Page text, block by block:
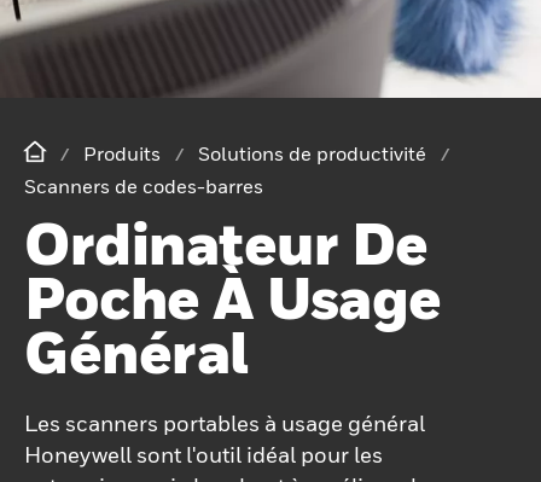
Produits
Solutions de productivité
Scanners de codes-barres
Ordinateur De
Poche À Usage
Général
Les scanners portables à usage général
Honeywell sont l'outil idéal pour les